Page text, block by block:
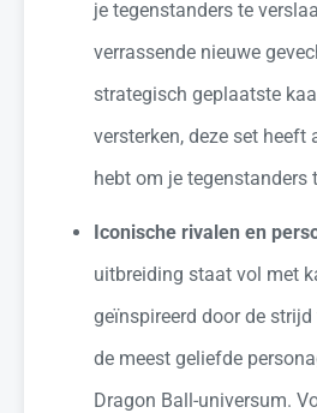
je tegenstanders te
verrassende nieuwe
strategisch geplaatste
versterken, deze set heeft
hebt om je tegenstanders
Iconische rivalen en
uitbreiding staat vol met
geïnspireerd door de
de meest geliefde
Dragon Ball-universum.